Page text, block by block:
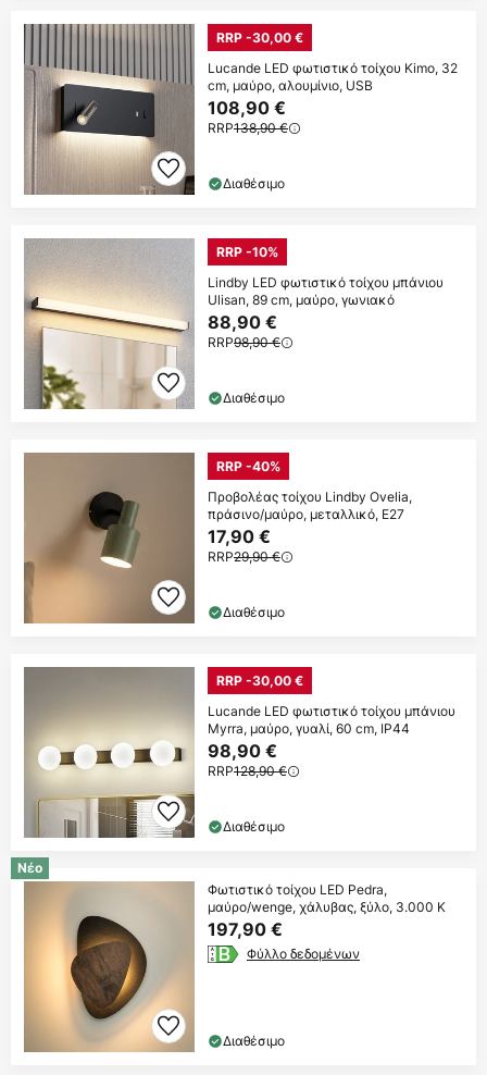
RRP -30,00 €
Lucande LED φωτιστικό τοίχου Kimo, 32
cm, μαύρο, αλουμίνιο, USB
108,90 €
RRP138,90 €
Διαθέσιμο
RRP -10%
Lindby LED φωτιστικό τοίχου μπάνιου
Ulisan, 89 cm, μαύρο, γωνιακό
88,90 €
RRP98,90 €
Διαθέσιμο
RRP -40%
Προβολέας τοίχου Lindby Ovelia,
πράσινο/μαύρο, μεταλλικό, E27
17,90 €
RRP29,90 €
Διαθέσιμο
RRP -30,00 €
Lucande LED φωτιστικό τοίχου μπάνιου
Myrra, μαύρο, γυαλί, 60 cm, IP44
98,90 €
RRP128,90 €
Διαθέσιμο
Νέο
Φωτιστικό τοίχου LED Pedra,
μαύρο/wenge, χάλυβας, ξύλο, 3.000 K
197,90 €
Φύλλο δεδομένων
Διαθέσιμο